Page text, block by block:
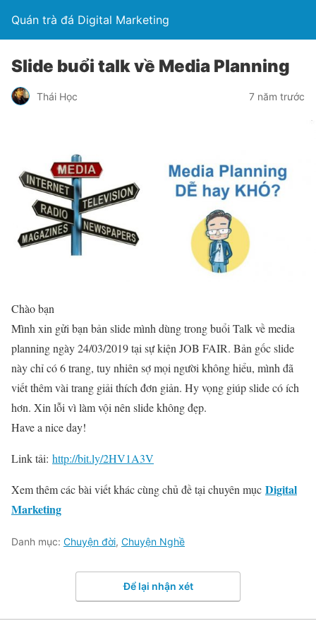
Quán trà đá Digital Marketing
Slide buổi talk về Media Planning
Thái Học 7 năm trước
Chào bạn
Mình xin gửi bạn bản slide mình dùng trong buổi Talk về media
planning ngày 24/03/2019 tại sự kiện JOB FAIR. Bản gốc slide
này chỉ có 6 trang, tuy nhiên sợ mọi người không hiểu, mình đã
viết thêm vài trang giải thích đơn giản. Hy vọng giúp slide có ích
hơn. Xin lỗi vì làm vội nên slide không đẹp.
Have a nice day!
Link tải: http://bit.ly/2HV1A3V
Xem thêm các bài viết khác cùng chủ đề tại chuyên mục Digital
Marketing
Danh mục: Chuyện đời, Chuyện Nghề
Để lại nhận xét